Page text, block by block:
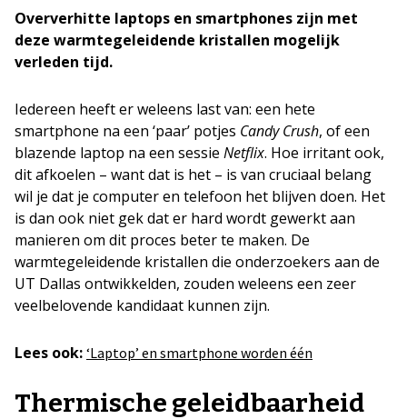
Oververhitte laptops en smartphones zijn met
deze warmtegeleidende kristallen mogelijk
verleden tijd.
Iedereen heeft er weleens last van: een hete
smartphone na een ‘paar’ potjes Candy Crush, of een
blazende laptop na een sessie Netflix. Hoe irritant ook,
dit afkoelen – want dat is het – is van cruciaal belang
wil je dat je computer en telefoon het blijven doen. Het
is dan ook niet gek dat er hard wordt gewerkt aan
manieren om dit proces beter te maken. De
warmtegeleidende kristallen die onderzoekers aan de
UT Dallas ontwikkelden, zouden weleens een zeer
veelbelovende kandidaat kunnen zijn.
Lees ook: ‘Laptop’ en smartphone worden één
Thermische geleidbaarheid